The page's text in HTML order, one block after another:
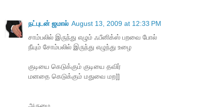
நட்புடன் ஜமால் August 13, 2009 at 12:33 PM
சாம்பலில் இருந்து எழும் ஃபீனிக்ஸ் பறவை போல்
நீயும் சோம்பலில் இருந்து எழுந்து உழை
குடியை கெடுக்கும் குடியை தவிர்
மனதை கெடுக்கும் மதுவை மற]]